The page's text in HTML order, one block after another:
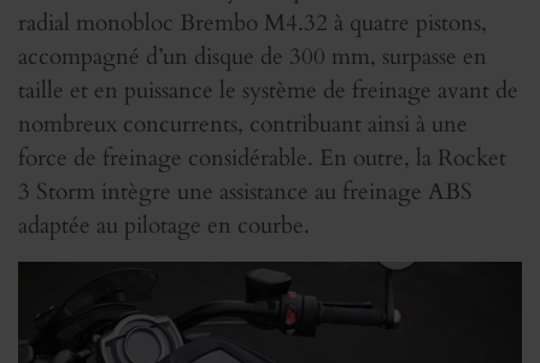
radial monobloc Brembo M4.32 à quatre pistons,
accompagné d’un disque de 300 mm, surpasse en
taille et en puissance le système de freinage avant de
nombreux concurrents, contribuant ainsi à une
force de freinage considérable. En outre, la Rocket
3 Storm intègre une assistance au freinage ABS
adaptée au pilotage en courbe.